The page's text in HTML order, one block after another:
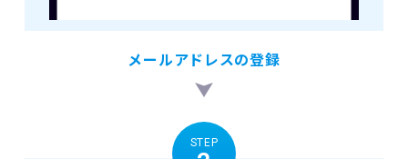
メールアドレスの登録
STEP